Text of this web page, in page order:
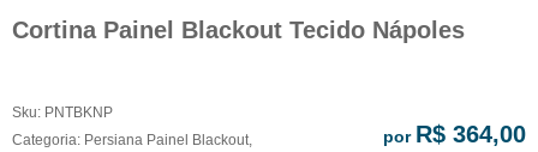
Cortina Painel Blackout Tecido Nápoles
Sku: PNTBKNP
Categoria: Persiana Painel Blackout,
por R$ 364,00